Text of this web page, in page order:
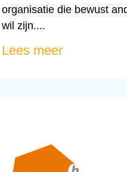
organisatie die bewust
wil zijn....
Lees meer